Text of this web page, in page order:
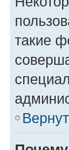
такие